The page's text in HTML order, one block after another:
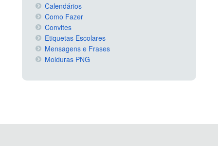
Calendários
Como Fazer
Convites
Etiquetas Escolares
Mensagens e Frases
Molduras PNG